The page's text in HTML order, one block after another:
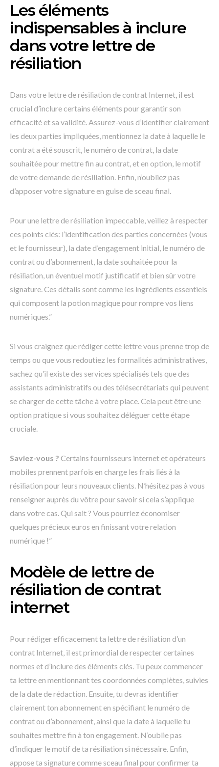
Les éléments
indispensables à inclure
dans votre lettre de
résiliation
Dans votre lettre de résiliation de contrat Internet, il est
crucial d’inclure certains éléments pour garantir son
efficacité et sa validité. Assurez-vous d’identifier clairement
les deux parties impliquées, mentionnez la date à laquelle le
contrat a été souscrit, le numéro de contrat, la date
souhaitée pour mettre fin au contrat, et en option, le motif
de votre demande de résiliation. Enfin, n’oubliez pas
d’apposer votre signature en guise de sceau final.
Pour une lettre de résiliation impeccable, veillez à respecter
ces points clés: l’identification des parties concernées (vous
et le fournisseur), la date d’engagement initial, le numéro de
contrat ou d’abonnement, la date souhaitée pour la
résiliation, un éventuel motif justificatif et bien sûr votre
signature. Ces détails sont comme les ingrédients essentiels
qui composent la potion magique pour rompre vos liens
numériques.”
Si vous craignez que rédiger cette lettre vous prenne trop de
temps ou que vous redoutiez les formalités administratives,
sachez qu’il existe des services spécialisés tels que des
assistants administratifs ou des télésecrétariats qui peuvent
se charger de cette tâche à votre place. Cela peut être une
option pratique si vous souhaitez déléguer cette étape
cruciale.
Saviez-vous ? Certains fournisseurs internet et opérateurs
mobiles prennent parfois en charge les frais liés à la
résiliation pour leurs nouveaux clients. N’hésitez pas à vous
renseigner auprès du vôtre pour savoir si cela s’applique
dans votre cas. Qui sait ? Vous pourriez économiser
quelques précieux euros en finissant votre relation
numérique !”
Modèle de lettre de
résiliation de contrat
internet
Pour rédiger efficacement ta lettre de résiliation d’un
contrat Internet, il est primordial de respecter certaines
normes et d’inclure des éléments clés. Tu peux commencer
ta lettre en mentionnant tes coordonnées complètes, suivies
de la date de rédaction. Ensuite, tu devras identifier
clairement ton abonnement en spécifiant le numéro de
contrat ou d’abonnement, ainsi que la date à laquelle tu
souhaites mettre fin à ton engagement. N’oublie pas
d’indiquer le motif de ta résiliation si nécessaire. Enfin,
appose ta signature comme sceau final pour confirmer ta